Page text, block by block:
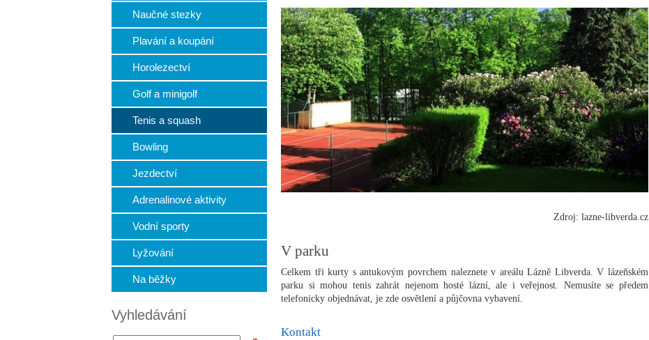
Zdroj: lazne-libverda.cz
V parku
Celkem tři kurty s antukovým povrchem naleznete v areálu Lázně Libverda. V lázeňském
parku si mohou tenis zahrát nejenom hosté lázní, ale i veřejnost. Nemusíte se předem
telefonicky objednávat, je zde osvětlení a půjčovna vybavení.
Kontakt
Naučné stezky
Plavání a koupání
Horolezectví
Golf a minigolf
Tenis a squash
Bowling
Jezdectví
Adrenalinové aktivity
Vodní sporty
Lyžování
Na běžky
Vyhledávání